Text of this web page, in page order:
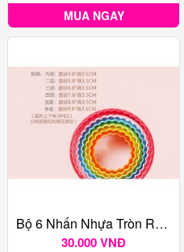
MUA NGAY
Bộ 6 Nhấn Nhựa Tròn Răng Cưa
30.000 VNĐ